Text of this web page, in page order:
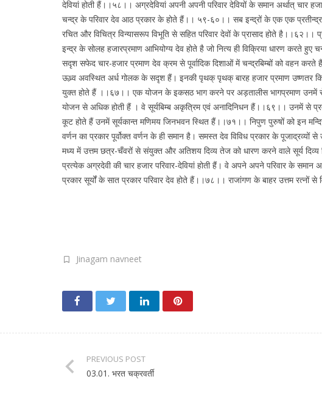
देवियां होती हैं।।५८।। अग्रदेवियां अपनी अपनी परिवार देवियों के समान अर्थात् चार
चन्द्र के परिवार देव आठ प्रकार के होते हैं।। ५९-६०।। सब इन्द्रों के एक एक प्रतीन्द्र
रचित और विचित्र विन्यासरूप विभूति से सहित परिवार देवों के प्रासाद होते
इन्द्र के सोलह हजारप्रमाण आभियोग्य देव होते है जो नित्य ही विक्रिया धारण
सदृश सफेद चार-हजार प्रमाण देव क्रम से पूर्वादिक दिशाओं में चन्द्रबिम्बों को वहन
ऊध्र्व अवस्थित अर्ध गोलक के सदृश हैं। इनकी पृथक् पृथक् बारह हजार प्रमाण उष्णतर
युक्त होते हैं ।।६७।। एक योजन के इकसठ भाग करने पर अड़तालीस भागप्रमाण उनमें
योजन से अधिक होती हैं । वे सूर्यबिम्ब अकृत्रिम एवं अनादिनिधन हैं।।६९।। उनमें से
कूट होते हैं उनमें सूर्यकान्त मणिमय जिनभवन स्थित हैं।।७१।। निपुण पुरुषों को इन
वर्णन का प्रकार पूर्वोक्त वर्णन के ही समान है। समस्त देव विविध प्रकार के
मध्य में उत्तम छत्र-चँवरों से संयुक्त और अतिशय दिव्य तेज को धारण करने वाले सूर्य दिव्य
प्रत्येक अग्रदेवी की चार हजार परिवार-देवियां होती हैं। वे अपने अपने परिवार के
प्रकार सूर्यों के सात प्रकार परिवार देव होते हैं।।७८।। राजांगण के बाहर उत्तम
Jinagam navneet
PREVIOUS POST
03.01. भरत चक्रवर्ती